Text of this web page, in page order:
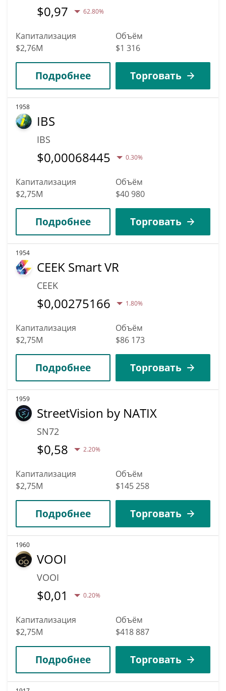
$0,97 62.80%
Капитализация
$2,76M
Объём
$1 316
Подробнее Торговать
1958
IBS
IBS
$0,00068445 0.30%
Капитализация
$2,75M
Объём
$40 980
Подробнее Торговать
1954
CEEK Smart VR
CEEK
$0,00275166 1.80%
Капитализация
$2,75M
Объём
$86 173
Подробнее Торговать
1959
StreetVision by NATIX
SN72
$0,58 2.20%
Капитализация
$2,75M
Объём
$145 258
Подробнее Торговать
1960
VOOI
VOOI
$0,01 0.20%
Капитализация
$2,75M
Объём
$418 887
Подробнее Торговать